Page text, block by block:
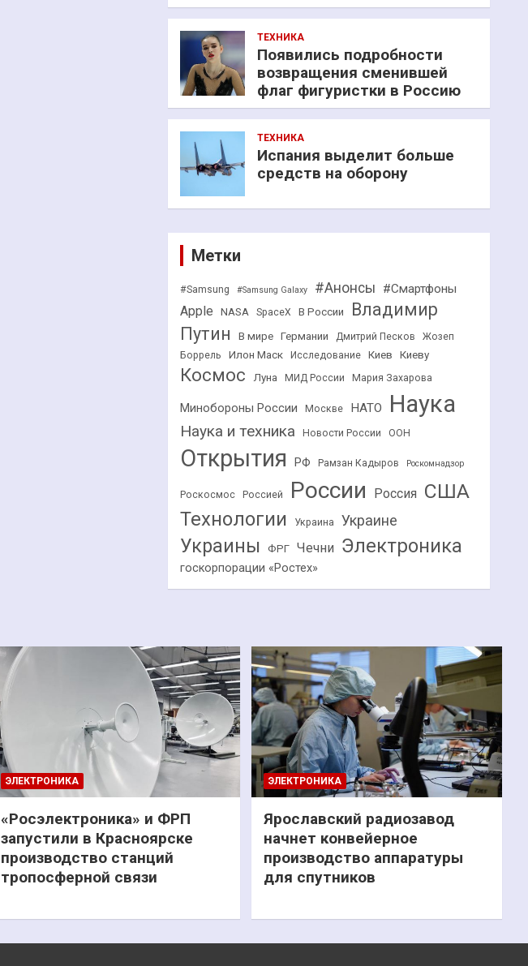
ТЕХНИКА
Появились подробности
возвращения сменившей
флаг фигуристки в Россию
ТЕХНИКА
Испания выделит больше
средств на оборону
Метки
#Samsung #Samsung Galaxy #Анонсы #Смартфоны
Apple NASA SpaceX В России
Владимир
Путин
В мире Германии Дмитрий Песков
Жозеп
Боррель
Илон Маск Исследование Киев Киеву
Космос Луна МИД России Мария Захарова
Минобороны России Москве НАТО Наука
Наука и техника Новости России ООН
Открытия РФ Рамзан Кадыров Роскомнадзор
Роскосмос Россией России Россия США
Технологии Украина Украине
Украины ФРГ Чечни Электроника
госкорпорации «Ростех»
ЭЛЕКТРОНИКА
«Росэлектроника» и ФРП
запустили в Красноярске
производство станций
тропосферной связи
ЭЛЕКТРОНИКА
Ярославский радиозавод
начнет конвейерное
производство аппаратуры
для спутников